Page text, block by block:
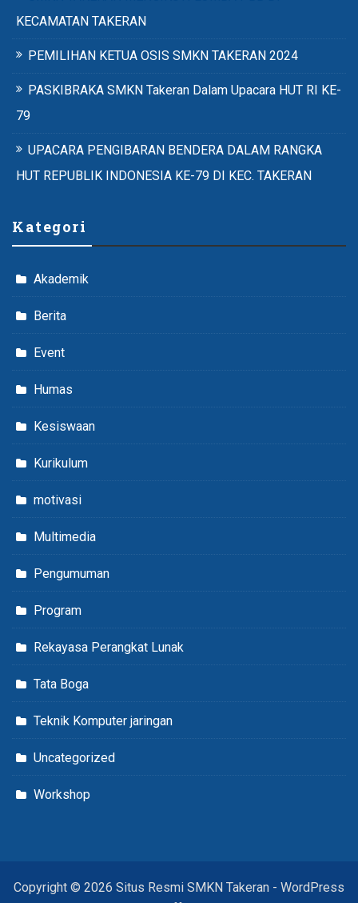
KECAMATAN TAKERAN
PEMILIHAN KETUA OSIS SMKN TAKERAN 2024
PASKIBRAKA SMKN Takeran Dalam Upacara HUT RI KE-
79
UPACARA PENGIBARAN BENDERA DALAM RANGKA
HUT REPUBLIK INDONESIA KE-79 DI KEC. TAKERAN
Kategori
Akademik
Berita
Event
Humas
Kesiswaan
Kurikulum
motivasi
Multimedia
Pengumuman
Program
Rekayasa Perangkat Lunak
Tata Boga
Teknik Komputer jaringan
Uncategorized
Workshop
Copyright © 2026 Situs Resmi SMKN Takeran - WordPress